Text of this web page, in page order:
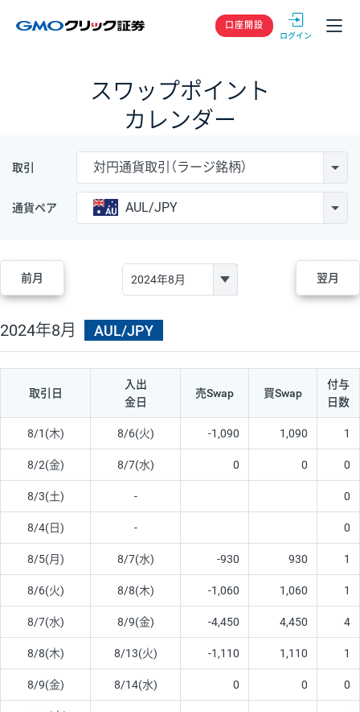
GMOクリック
口座開設
スワップポイント
カレンダー
取引 対円通貨取引（ラージ銘柄）
通貨ペア AUL/JPY
前月 翌月
2024年8月 AUL/JPY
取引日
入出
金日
売Swap 買Swap
付与
日数
8/1(木) 8/6(火) -1,090 1,090 1
8/2(金) 8/7(水) 0 0 0
8/3(土) - 0
8/4(日) - 0
8/5(月) 8/7(水) -930 930 1
8/6(火) 8/8(木) -1,060 1,060 1
8/7(水) 8/9(金) -4,450 4,450 4
8/8(木) 8/13(火) -1,110 1,110 1
8/9(金) 8/14(水) 0 0 0